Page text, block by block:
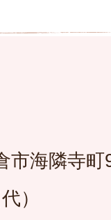
市海隣寺町
）